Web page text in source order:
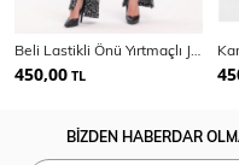
450,00 TL
BİZDEN HABERDAR